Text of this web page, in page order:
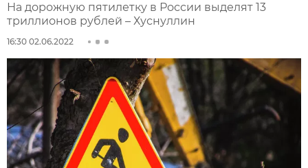
На дорожную пятилетку в России выделят 13
триллионов рублей – Хуснуллин
16:30 02.06.2022